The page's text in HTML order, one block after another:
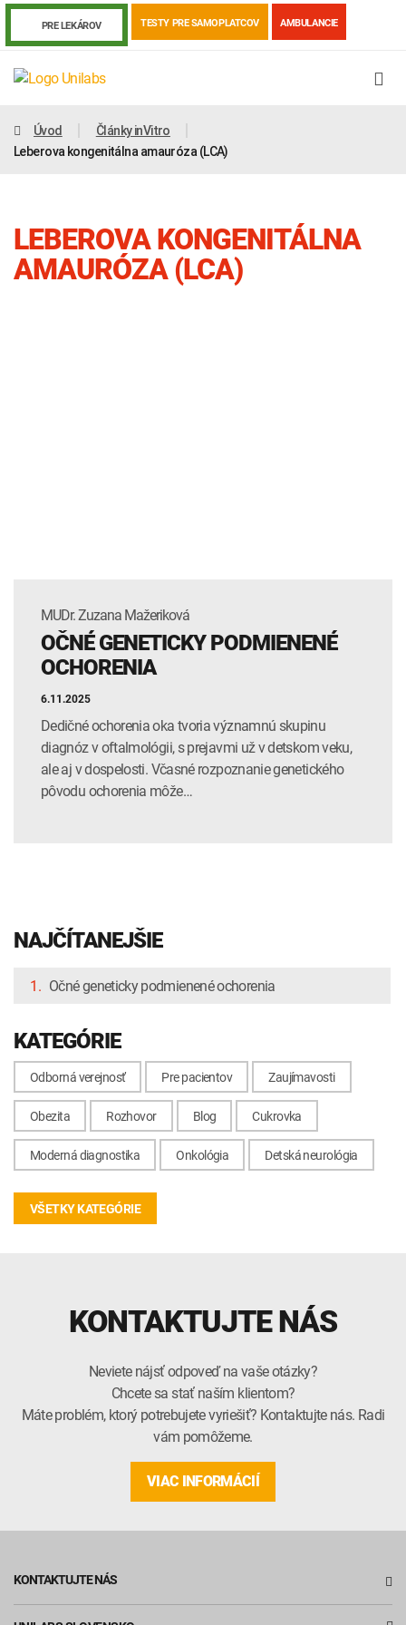
PRE LEKÁROV TESTY PRE SAMOPLATCOV AMBULANCIE
Úvod
Články inVitro
Leberova kongenitálna amauróza (LCA)
LEBEROVA KONGENITÁLNA
AMAURÓZA (LCA)
MUDr. Zuzana Mažeriková
OČNÉ GENETICKY PODMIENENÉ
OCHORENIA
6.11.2025
Dedičné ochorenia oka tvoria významnú skupinu
diagnóz v oftalmológii, s prejavmi už v detskom veku,
ale aj v dospelosti. Včasné rozpoznanie genetického
pôvodu ochorenia môže…
NAJČÍTANEJŠIE
1. Očné geneticky podmienené ochorenia
KATEGÓRIE
Odborná verejnosť Pre pacientov Zaujímavosti
Obezita Rozhovor Blog Cukrovka
Moderná diagnostika Onkológia Detská neurológia
VŠETKY KATEGÓRIE
KONTAKTUJTE NÁS
Neviete nájsť odpoveď na vaše otázky?
Chcete sa stať naším klientom?
Máte problém, ktorý potrebujete vyriešiť? Kontaktujte nás. Radi
vám pomôžeme.
VIAC INFORMÁCIÍ
KONTAKTUJTE NÁS